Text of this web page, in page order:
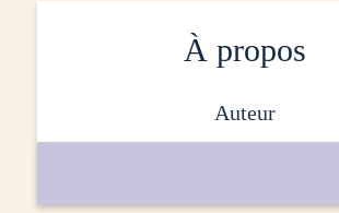
À propos
auteur